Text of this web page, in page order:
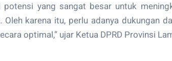
potensi yang sangat besar untuk
Oleh karena itu, perlu adanya dukungan
optimal,” ujar Ketua DPRD Provinsi